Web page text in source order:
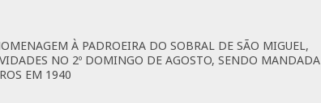
À PADROEIRA DO SOBRAL DE SÃO MIGUEL,
NO 2º DOMINGO DE AGOSTO, SENDO MANDADA
EM 1940